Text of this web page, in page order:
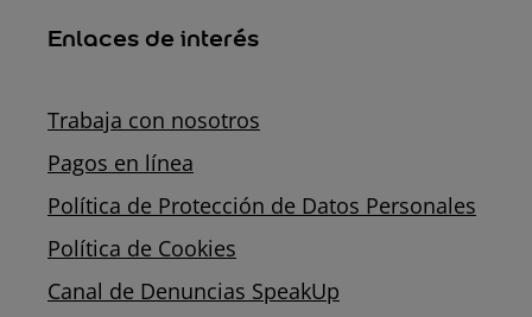
Enlaces de interés
Trabaja con nosotros
Pagos en línea
Política de Protección de Datos Personales
Política de Cookies
Canal de Denuncias SpeakUp